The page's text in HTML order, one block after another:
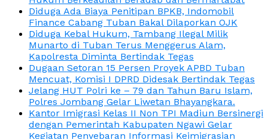
Diduga Ada Biaya Penitipan BPKB, Indomobil
Finance Cabang Tuban Bakal Dilaporkan OJK
Diduga Kebal Hukum, Tambang Ilegal Milik
Munarto di Tuban Terus Menggerus Alam,
Kapolresta Diminta Bertindak Tegas
Dugaan Setoran 15 Persen Proyek APBD Tuban
Mencuat, Komisi I DPRD Didesak Bertindak Tegas
Jelang HUT Polri ke – 79 dan Tahun Baru Islam,
Polres Jombang Gelar Liwetan Bhayangkara.
Kantor Imigrasi Kelas II Non TPI Madiun Bersinergi
dengan Pemerintah Kabupaten Ngawi Gelar
Kegiatan Penyebaran Informasi Keimigrasian